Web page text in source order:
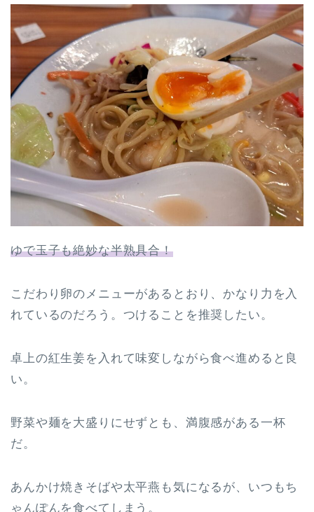
ゆで玉子も絶妙な半熟具合！
こだわり卵のメニューがあるとおり、かなり力を入
れているのだろう。つけることを推奨したい。
卓上の紅生姜を入れて味変しながら食べ進めると良
い。
野菜や麺を大盛りにせずとも、満腹感がある一杯
だ。
あんかけ焼きそばや太平燕も気になるが、いつもち
ゃんぽんを食べてしまう。